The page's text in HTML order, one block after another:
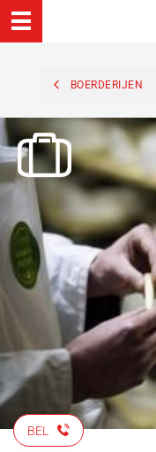
BOERDERIJEN
BEL